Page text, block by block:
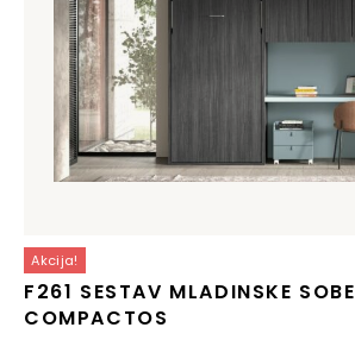
Akcija!
F261 SESTAV MLADINSKE SOBE
COMPACTOS